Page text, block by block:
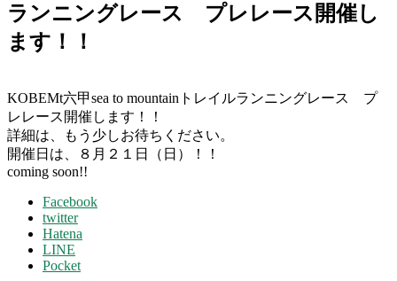
ランニングレース プレレース開催し
ます！！
KOBEMt六甲sea to mountainトレイルランニングレース プ
レレース開催します！！
詳細は、もう少しお待ちください。
開催日は、８月２１日（日）！！
coming soon!!
Facebook
twitter
Hatena
LINE
Pocket